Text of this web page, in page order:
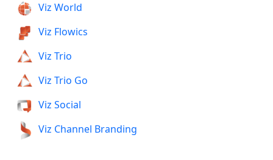
Viz World
Viz Flowics
Viz Trio
Viz Trio Go
Viz Social
Viz Channel Branding